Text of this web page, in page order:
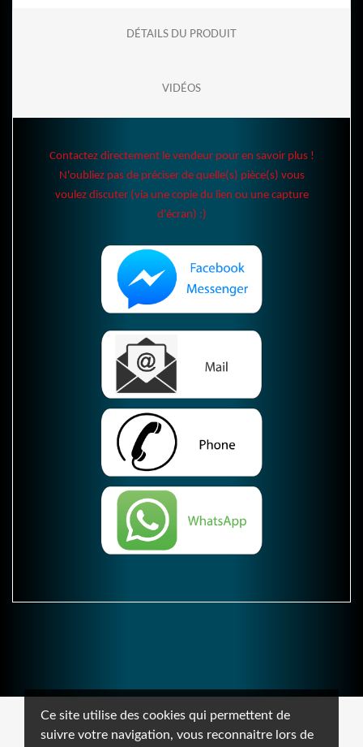
Ce site utilise des cookies qui permettent de
suivre votre navigation, vous reconnaitre lors de
DÉTAILS DU PRODUIT
VIDÉOS
Contactez directement le vendeur pour en savoir plus !
N'oubliez pas de préciser de quelle(s) pièce(s) vous
voulez discuter (via une copie du lien ou une capture
d'écran) :)